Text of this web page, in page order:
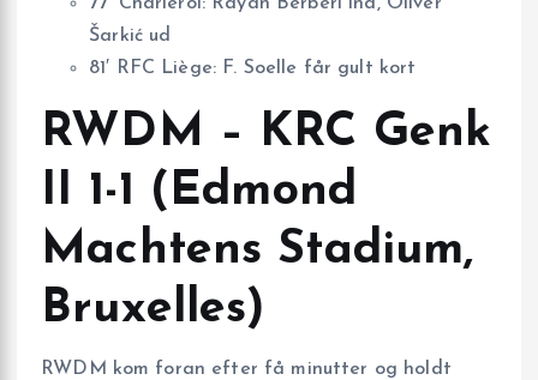
Šarkić ud
81′ RFC Liège: F. Soelle får gult kort
RWDM – KRC Genk
II 1-1 (Edmond
Machtens Stadium,
Bruxelles)
RWDM kom foran efter få minutter og holdt